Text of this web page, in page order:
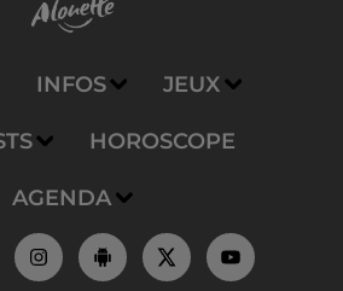
INFOS JEUX
HOROSCOPE
AGENDA